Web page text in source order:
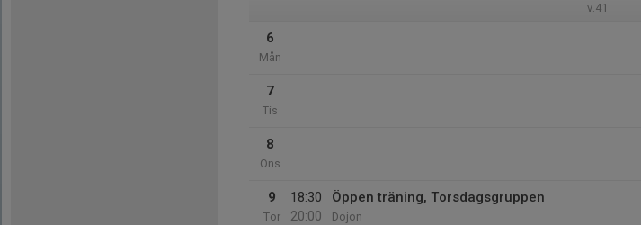
v.41
6
Mån
7
Tis
8
Ons
9
Tor
18:30
20:00
Öppen träning, Torsdagsgruppen
Dojon